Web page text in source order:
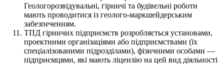
Геологорозвідувальні, гірничі та будівельні роботи
мають проводитися із геолого-маркшейдерським
забезпеченням.
ТПД гірничих підприємств розробляється установами,
проектними організаціями або підприємствами (їх
спеціалізованими підрозділами), фізичними особами —
підприємцями, які мають ліцензію на цей вид діяльності